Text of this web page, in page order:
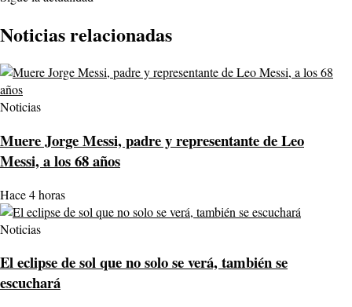
Noticias relacionadas
Noticias
Muere Jorge Messi, padre y representante de Leo
Messi, a los 68 años
Hace 4 horas
Noticias
El eclipse de sol que no solo se verá, también se
escuchará